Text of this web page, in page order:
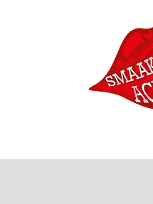
Hoofdnavigatie